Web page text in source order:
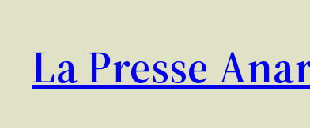
contenu
La Presse